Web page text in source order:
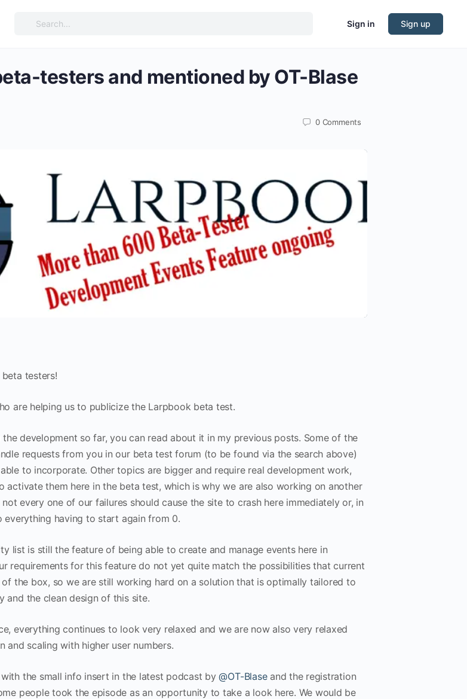
Search
Sign in Sign up
testers and mentioned by OT-Blase
0 Comments
testers!
are helping us to publicize the Larpbook beta test.
development so far, you can read about it in my previous posts. Some of the
requests from you in our beta test forum (to be found via the search above)
to incorporate. Other topics are bigger and require real development work,
activate them here in the beta test, which is why we are also working on another
every one of our failures should cause the site to crash here immediately or, in
everything having to start again from 0.
list is still the feature of being able to create and manage events here in
requirements for this feature do not yet quite match the possibilities that current
the box, so we are still working hard on a solution that is optimally tailored to
and the clean design of this site.
everything continues to look very relaxed and we are now also very relaxed
and scaling with higher user numbers.
with the small info insert in the latest podcast by@OT-Blaseand the registration
people took the episode as an opportunity to take a look here. We would be